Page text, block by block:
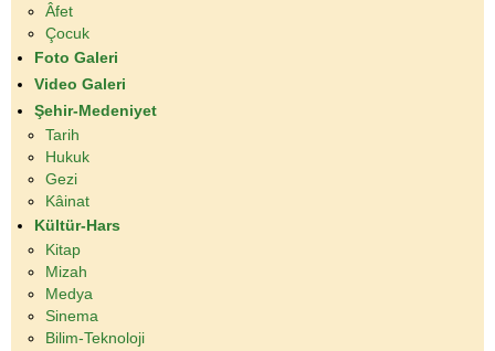
Âfet
Çocuk
Foto Galeri
Video Galeri
Şehir-Medeniyet
Tarih
Hukuk
Gezi
Kâinat
Kültür-Hars
Kitap
Mizah
Medya
Sinema
Bilim-Teknoloji